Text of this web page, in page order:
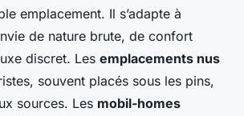
emplacement. Il s’adapte à
de nature brute, de confort
discret. Les emplacements nus
souvent placés sous les pins,
sources. Les mobil-homes